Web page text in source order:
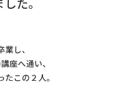
し、
座へ通い、
この２人。